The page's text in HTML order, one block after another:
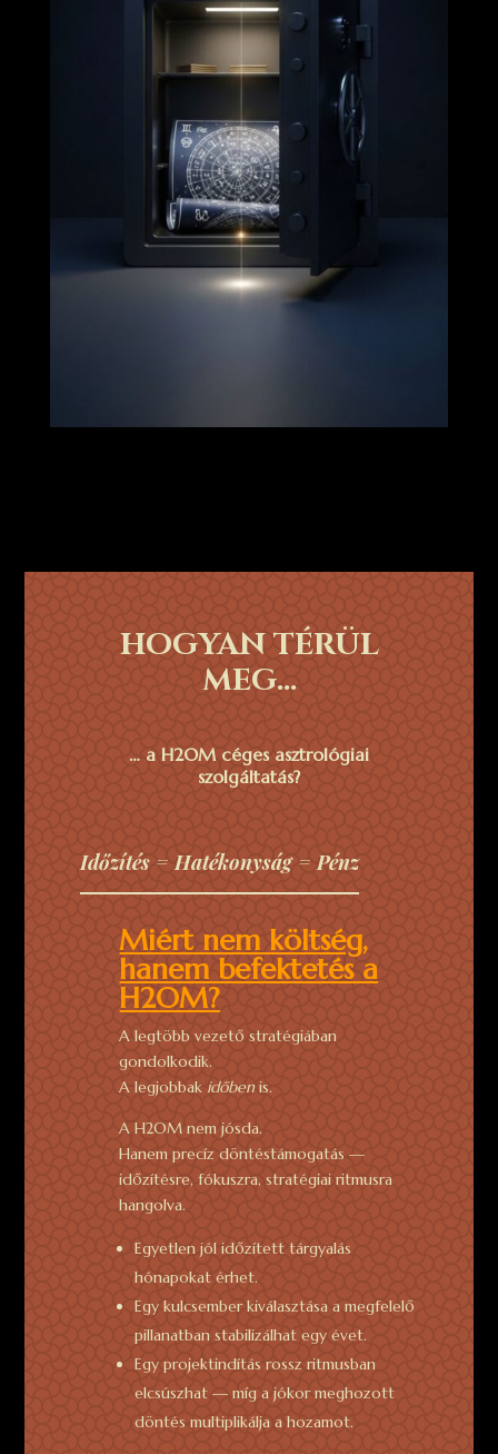
HOGYAN TÉRÜL
MEG…
… a H2OM céges asztrológiai
szolgáltatás?
Időzítés = Hatékonyság = Pénz
Miért nem költség,
hanem befektetés a
H2OM?
A legtöbb vezető stratégiában
gondolkodik.
A legjobbak időbenis.
A H2OM nem jósda.
Hanem precíz döntéstámogatás —
időzítésre, fókuszra, stratégiai ritmusra
hangolva.
Egyetlen jól időzített tárgyalás
hónapokat érhet.
Egy kulcsember kiválasztása a megfelelő
pillanatban stabilizálhat egy évet.
Egy projektindítás rossz ritmusban
elcsúszhat — míg a jókor meghozott
döntés multiplikálja a hozamot.